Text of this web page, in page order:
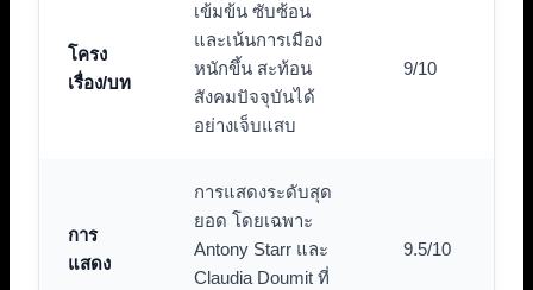
โครง
เรื่อง/บท
เข้มข้น ซับซ้อน
และเน้นการเมือง
หนักขึ้น สะท้อน
สังคมปัจจุบันได้
อย่างเจ็บแสบ
9/10
การ
แสดง
การแสดงระดับสุด
ยอด โดยเฉพาะ
Antony Starr และ
Claudia Doumit ที่
9.5/10